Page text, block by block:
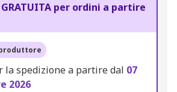
GRATUITA per ordini a partire
la spedizione a partire dal 07
2026